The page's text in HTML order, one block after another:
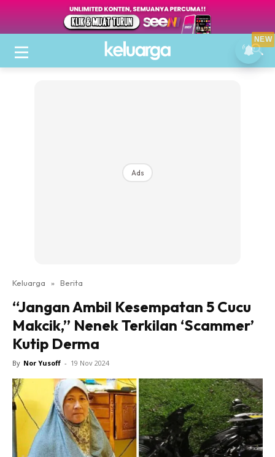
Ads
Keluarga » Berita
“Jangan Ambil Kesempatan 5 Cucu
Makcik,” Nenek Terkilan ‘Scammer’
Kutip Derma
By Nor Yusoff - 19 Nov 2024
NEW